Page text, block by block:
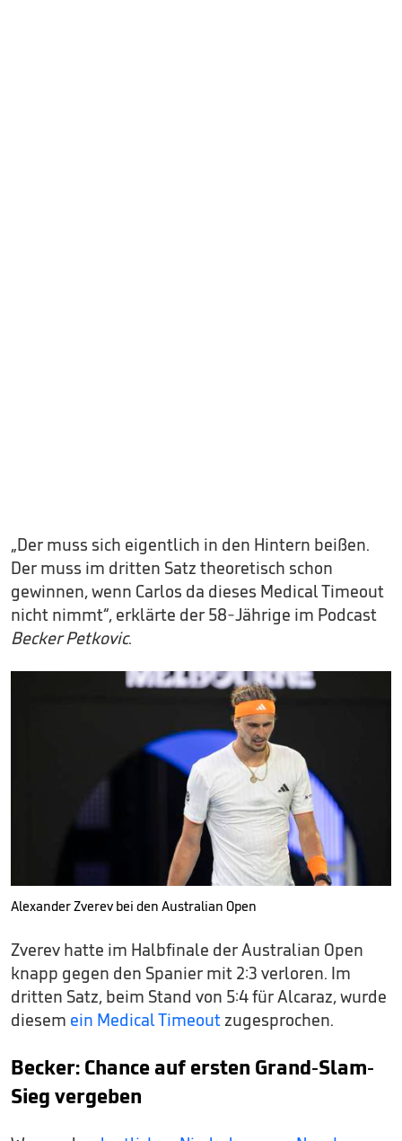
„Der muss sich eigentlich in den Hintern beißen.
Der muss im dritten Satz theoretisch schon
gewinnen, wenn Carlos da dieses Medical Timeout
nicht nimmt“, erklärte der 58-Jährige im Podcast
Becker Petkovic.
Alexander Zverev bei den Australian Open
Zverev hatte im Halbfinale der Australian Open
knapp gegen den Spanier mit 2:3 verloren. Im
dritten Satz, beim Stand von 5:4 für Alcaraz, wurde
diesem ein Medical Timeout zugesprochen.
Becker: Chance auf ersten Grand-Slam-
Sieg vergeben